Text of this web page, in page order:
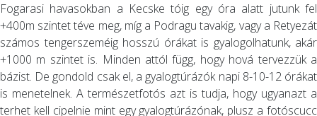
Fogarasi havasokban a Kecske tóig egy óra alatt jutunk fel
+400m szintet téve meg, míg a Podragu tavakig, vagy a Retyezát
számos tengerszeméig hosszú órákat is gyalogolhatunk, akár
+1000 m szintet is. Minden attól függ, hogy hová tervezzük a
bázist. De gondold csak el, a gyalogtúrázók napi 8-10-12 órákat
is menetelnek. A természetfotós azt is tudja, hogy ugyanazt a
terhet kell cipelnie mint egy gyalogtúrázónak, plusz a fotóscucc